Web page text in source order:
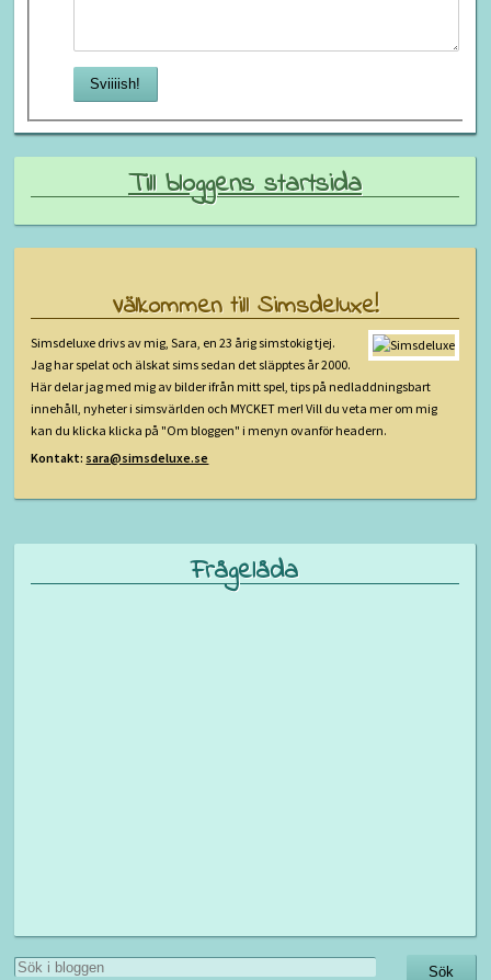
Till bloggens startsida
Välkommen till Simsdeluxe!
Simsdeluxe drivs av mig, Sara, en 23 årig simstokig tjej.
Jag har spelat och älskat sims sedan det släpptes år 2000.
Här delar jag med mig av bilder ifrån mitt spel, tips på nedladdningsbart
innehåll, nyheter i simsvärlden och MYCKET mer! Vill du veta mer om mig
kan du klicka klicka på "Om bloggen" i menyn ovanför headern.
Kontakt: sara@simsdeluxe.se
Frågelåda